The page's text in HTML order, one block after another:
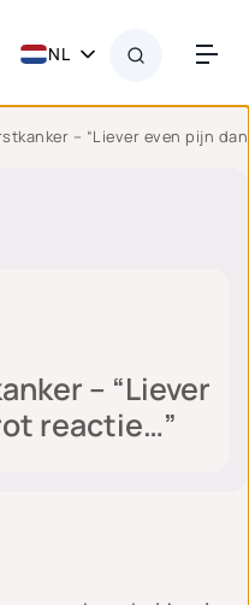
NL
– “Liever even pijn
– “Liever
reactie…”